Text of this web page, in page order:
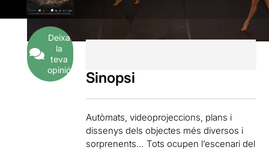
Deixa
la
teva
opinió
Sinopsi
Autòmats, videoprojeccions, plans i
dissenys dels objectes més diversos i
sorprenents… Tots ocupen l’escenari del